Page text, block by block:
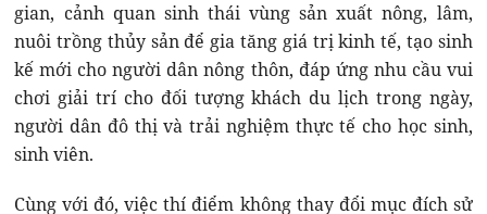
gian, cảnh quan sinh thái vùng sản xuất nông, lâm,
nuôi trồng thủy sản để gia tăng giá trị kinh tế, tạo sinh
kế mới cho người dân nông thôn, đáp ứng nhu cầu vui
chơi giải trí cho đối tượng khách du lịch trong ngày,
người dân đô thị và trải nghiệm thực tế cho học sinh,
sinh viên.
Cùng với đó, việc thí điểm không thay đổi mục đích sử